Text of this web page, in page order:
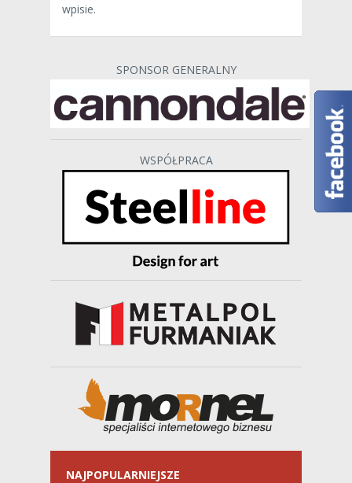
wpisie.
SPONSOR GENERALNY
WSPÓŁPRACA
NAJPOPULARNIEJSZE